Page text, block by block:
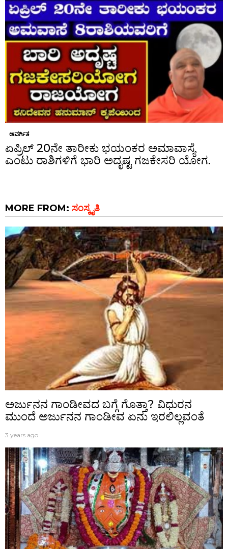
ಅವರ್ಗಿತ
ಏಪ್ರಿಲ್ 20ನೇ ತಾರೀಕು ಭಯಂಕರ ಅಮಾವಾಸ್ಯೆ
ಎಂಟು ರಾಶಿಗಳಿಗೆ ಭಾರಿ ಅದೃಷ್ಟ ಗಜಕೇಸರಿ ಯೋಗ.
MORE FROM: ಸಂಸ್ಕೃತಿ
ಅರ್ಜುನನ ಗಾಂಡೀವದ ಬಗ್ಗೆ ಗೊತ್ತಾ? ವಿಧುರನ
ಮುಂದೆ ಅರ್ಜುನನ ಗಾಂಡೀವ ಏನು ಇರಲಿಲ್ಲವಂತೆ
3 years ago